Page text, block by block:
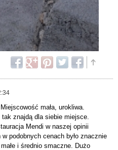
mała, urokliwa.
tak znajdą dla siebie miejsce.
Mendi w naszej opinii
podobnych cenach było znacznie
i średnio smaczne. Dużo